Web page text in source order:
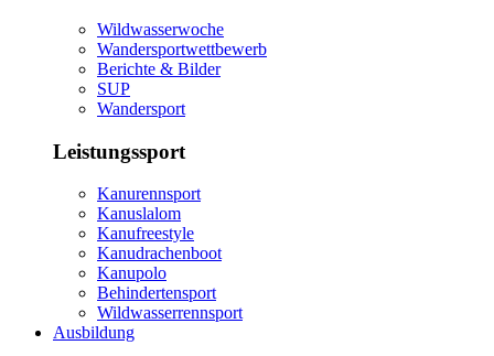
Wildwasserwoche
Wandersportwettbewerb
Berichte & Bilder
SUP
Wandersport
Leistungssport
Kanurennsport
Kanuslalom
Kanufreestyle
Kanudrachenboot
Kanupolo
Behindertensport
Wildwasserrennsport
Ausbildung